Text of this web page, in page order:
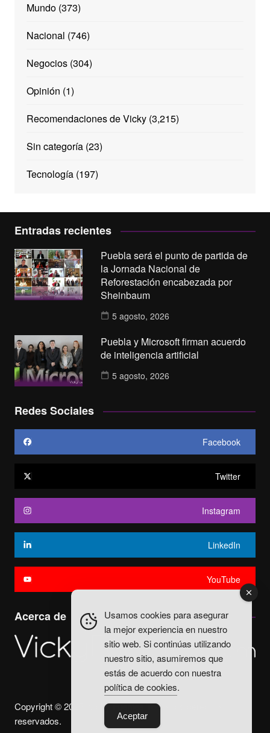
Mundo(373)
Nacional (746)
Negocios(304)
Opinión (1)
Recomendaciones de Vicky(3,215)
Sin categoría(23)
Tecnología(197)
Entradas recientes
Puebla será el punto de partida de
la Jornada Nacional de
Reforestación encabezada por
Sheinbaum
5 agosto, 2026
Puebla y Microsoft firman acuerdo
de inteligencia artificial
5 agosto, 2026
Redes Sociales
Facebook
Twitter
Instagram
LinkedIn
YouTube
Acerca de
Copyright © 2025. Vicky Fuentes Todos los derechos
reservados.
Usamos cookies para asegurar
la mejor experiencia en nuestro
sitio web. Si continúas utilizando
nuestro sitio, asumiremos que
estás de acuerdo con nuestra
política de cookies.
Aceptar